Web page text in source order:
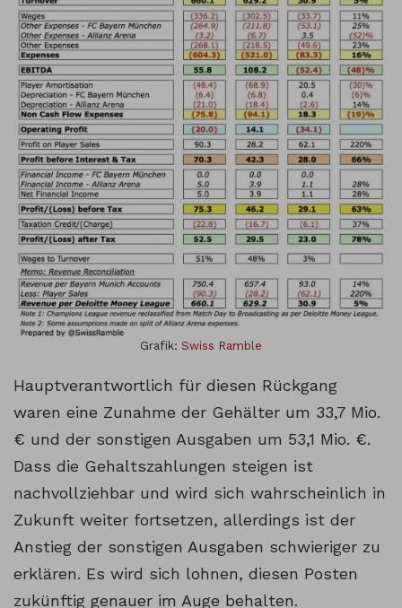
Grafik: Swiss Ramble
Hauptverantwortlich für diesen Rückgang
waren eine Zunahme der Gehälter um 33,7 Mio.
€ und der sonstigen Ausgaben um 53,1 Mio. €.
Dass die Gehaltszahlungen steigen ist
nachvollziehbar und wird sich wahrscheinlich in
Zukunft weiter fortsetzen, allerdings ist der
Anstieg der sonstigen Ausgaben schwieriger zu
erklären. Es wird sich lohnen, diesen Posten
zukünftig genauer im Auge behalten.